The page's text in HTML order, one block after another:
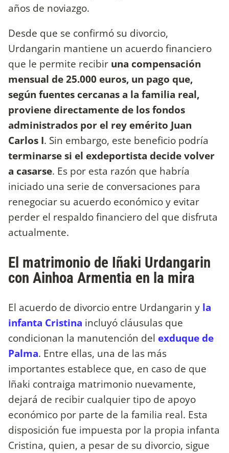
años de noviazgo.
Desde que se confirmó su divorcio,
Urdangarin mantiene un acuerdo financiero
que le permite recibir una compensación
mensual de 25.000 euros, un pago que,
según fuentes cercanas a la familia real,
proviene directamente de los fondos
administrados por el rey emérito Juan
Carlos I. Sin embargo, este beneficio podría
terminarse si el exdeportista decide volver
a casarse. Es por esta razón que habría
iniciado una serie de conversaciones para
renegociar su acuerdo económico y evitar
perder el respaldo financiero del que disfruta
actualmente.
El matrimonio de Iñaki Urdangarin
con Ainhoa Armentia en la mira
El acuerdo de divorcio entre Urdangarin y la
infanta Cristina incluyó cláusulas que
condicionan la manutención del exduque de
Palma. Entre ellas, una de las más
importantes establece que, en caso de que
Iñaki contraiga matrimonio nuevamente,
dejará de recibir cualquier tipo de apoyo
económico por parte de la familia real. Esta
disposición fue impuesta por la propia infanta
Cristina, quien, a pesar de su divorcio, sigue